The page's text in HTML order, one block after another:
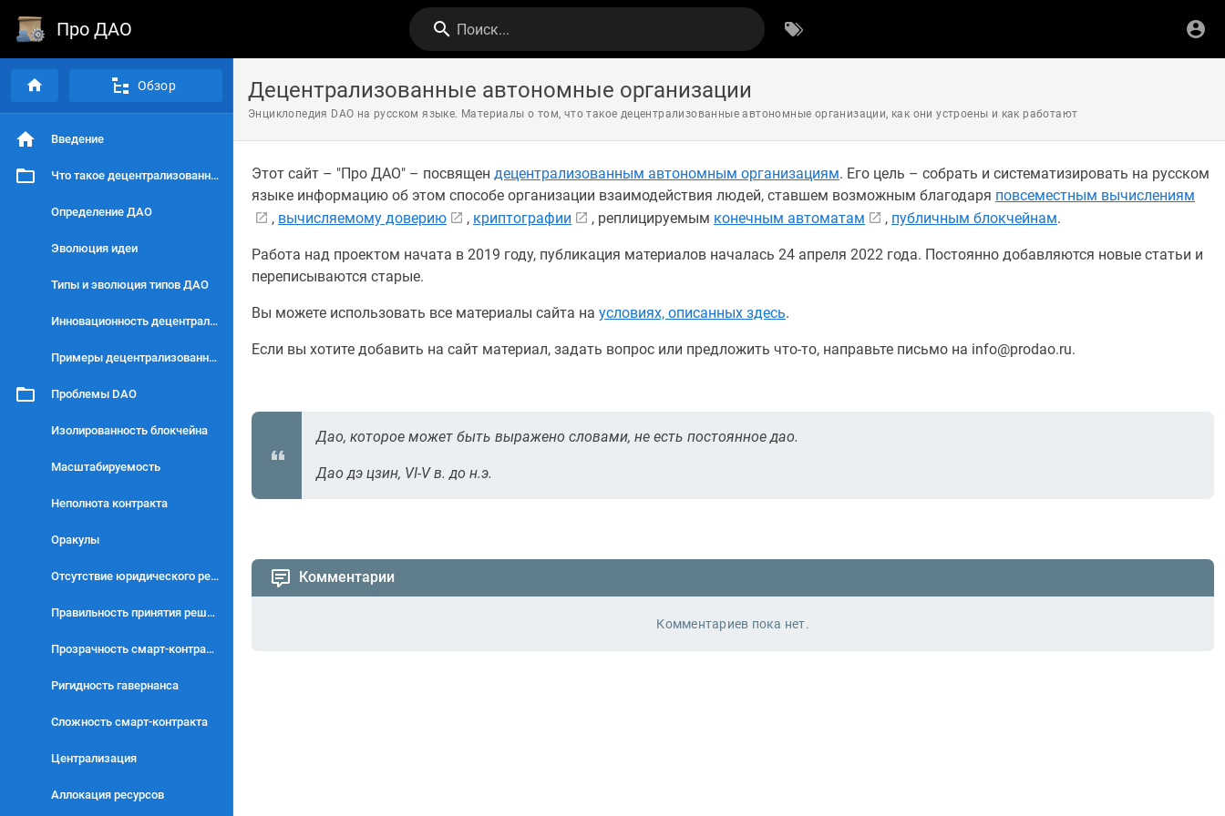
Про ДАО Поиск...
Обзор
Введение
Что такое децентрализованная автономная организация?
Определение ДАО
Эволюция идеи
Типы и эволюция типов ДАО
Инновационность децентрализованных автономных организаций
Примеры децентрализованных автономных организаций
Проблемы DAO
Изолированность блокчейна
Масштабируемость
Неполнота контракта
Оракулы
Отсутствие юридического регулирования
Правильность принятия решений
Прозрачность смарт-контрактов
Ригидность гавернанса
Сложность смарт-контракта
Централизация
Аллокация ресурсов
Децентрализованные автономные организации
Энциклопедия DAO на русском языке. Материалы о том, что такое децентрализованные автономные организации, как они устроены и как работают
Этот сайт – "Про ДАО" – посвящен децентрализованным автономным организациям. Его цель – собрать и систематизировать на русском
языке информацию об этом способе организации взаимодействия людей, ставшем возможным благодаря повсеместным вычислениям
, вычисляемому доверию , криптографии , реплицируемым конечным автоматам , публичным блокчейнам.
Работа над проектом начата в 2019 году, публикация материалов началась 24 апреля 2022 года. Постоянно добавляются новые статьи и
переписываются старые.
Вы можете использовать все материалы сайта на условиях, описанных здесь.
Если вы хотите добавить на сайт материал, задать вопрос или предложить что-то, направьте письмо на info@prodao.ru.
Дао, которое может быть выражено словами, не есть постоянное дао.
Дао дэ цзин, VI-V в. до н.э.
Комментарии
Комментариев пока нет.